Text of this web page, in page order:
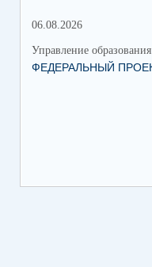
06.08.2026
Управление
ФЕДЕРАЛЬНЫЙ